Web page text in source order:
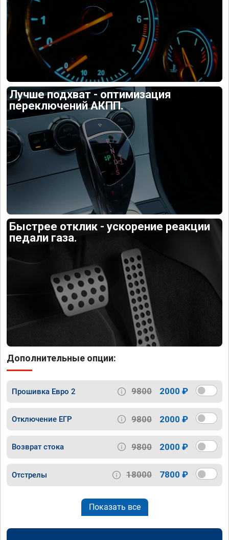
Лучше подхват - оптимизация
переключений АКПП.
Быстрее отклик - ускорение реакции
педали газа.
Дополнительные опции:
Прошивка Евро 2 9800 2000 ₽
Отключение ЕГР 9800 2000 ₽
Возврат стока 9800 2000 ₽
Отстрелы 18000 7800 ₽
Показать все